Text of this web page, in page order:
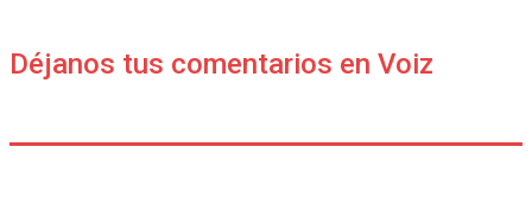
Déjanos tus comentarios en Voiz